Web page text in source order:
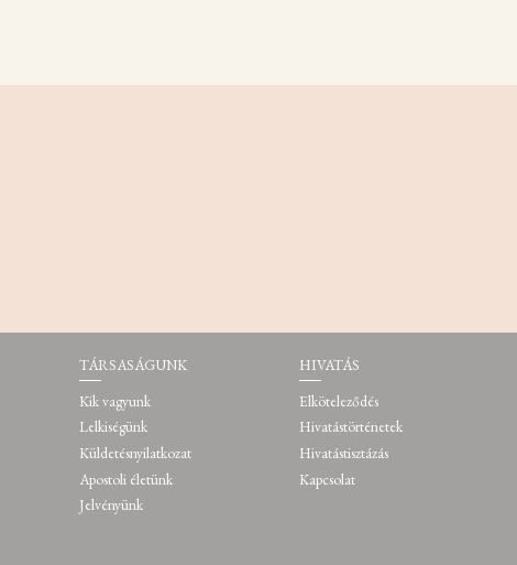
TÁRSASÁGUNK
Kik vagyunk
Lelkiségünk
Küldetésnyilatkozat
Apostoli életünk
Jelvényünk
HIVATÁS
Elköteleződés
Hivatástörténetek
Hivatástisztázás
Kapcsolat